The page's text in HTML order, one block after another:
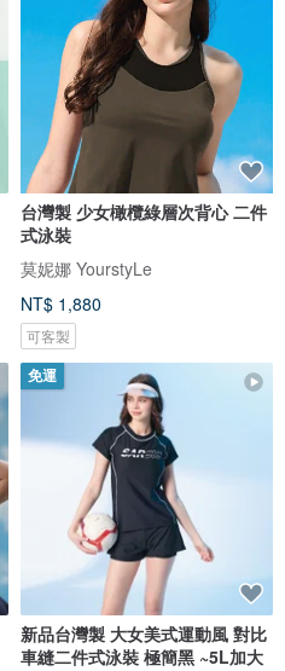
台灣製 少女橄欖綠層次背心 二件
式泳裝
莫妮娜 YourstyLe
NT$ 1,880
可客製
免運
新品台灣製 大女美式運動風 對比
車縫二件式泳裝 極簡黑 ~5L加大